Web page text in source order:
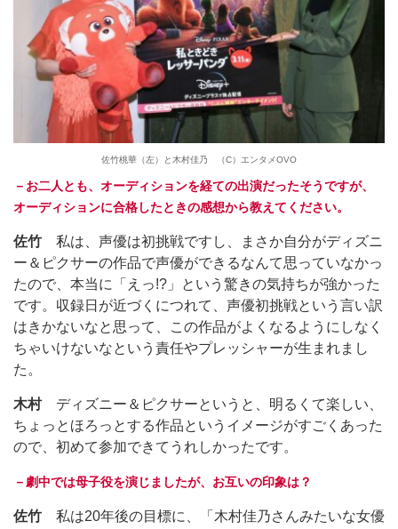
佐竹桃華（左）と木村佳乃 （C）エンタメOVO
－お二人とも、オーディションを経ての出演だったそうですが、
オーディションに合格したときの感想から教えてください。
佐竹 私は、声優は初挑戦ですし、まさか自分がディズニ
ー＆ピクサーの作品で声優ができるなんて思っていなかっ
たので、本当に「えっ!?」という驚きの気持ちが強かった
です。収録日が近づくにつれて、声優初挑戦という言い訳
はきかないなと思って、この作品がよくなるようにしなく
ちゃいけないなという責任やプレッシャーが生まれまし
た。
木村ディズニー＆ピクサーというと、明るくて楽しい、
ちょっとほろっとする作品というイメージがすごくあった
ので、初めて参加できてうれしかったです。
－劇中では母子役を演じましたが、お互いの印象は？
佐竹 私は20年後の目標に、「木村佳乃さんみたいな女優